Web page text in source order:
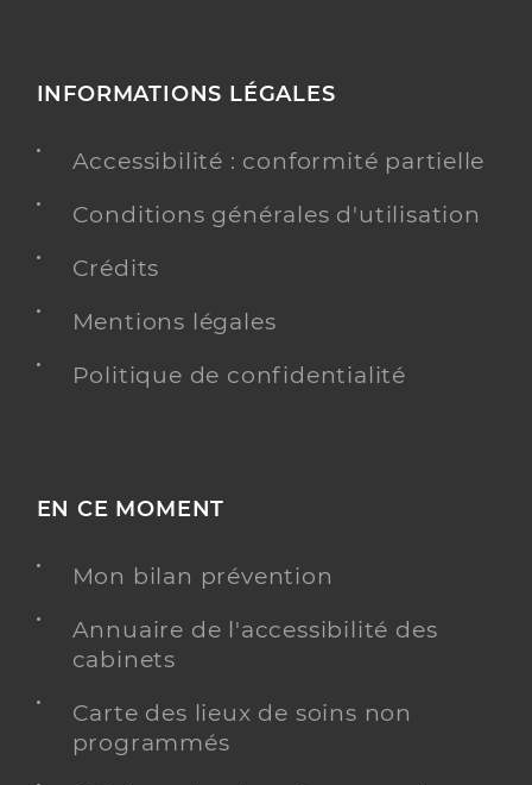
INFORMATIONS LÉGALES
Accessibilité : conformité partielle
Conditions générales d'utilisation
Crédits
Mentions légales
Politique de confidentialité
EN CE MOMENT
Mon bilan prévention
Annuaire de l'accessibilité des
cabinets
Carte des lieux de soins non
programmés